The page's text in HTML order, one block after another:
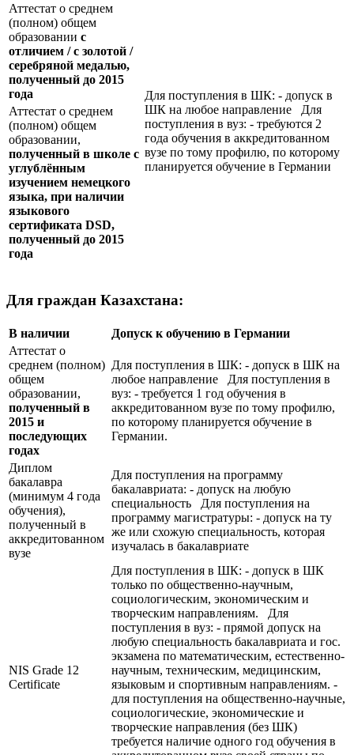
Аттестат о среднем
(полном) общем
образовании с
отличием / с золотой /
серебряной медалью,
полученный до 2015
года
Для поступления в ШК: - допуск в
ШК на любое направление Для
поступления в вуз: - требуются 2
года обучения в аккредитованном
вузе по тому профилю, по которому
планируется обучение в Германии
Аттестат о среднем
(полном) общем
образовании,
полученный в школе с
углублённым
изучением немецкого
языка, при наличии
языкового
сертификата DSD,
полученный до 2015
года
Для граждан Казахстана:
В наличии
Допуск к обучению в Германии
Аттестат о
среднем (полном)
общем
образовании,
полученный в
2015 и
последующих
годах
Для поступления в ШК: - допуск в ШК на
любое направление Для поступления в
вуз: - требуется 1 год обучения в
аккредитованном вузе по тому профилю,
по которому планируется обучение в
Германии.
Диплом
бакалавра
(минимум 4 года
обучения),
полученный в
аккредитованном
вузе
Для поступления на программу
бакалавриата: - допуск на любую
специальность Для поступления на
программу магистратуры: - допуск на ту
же или схожую специальность, которая
изучалась в бакалавриате
NIS Grade 12
Certificate
Для поступления в ШК: - допуск в ШК
только по общественно-научным,
социологическим, экономическим и
творческим направлениям. Для
поступления в вуз: - прямой допуск на
любую специальность бакалавриата и гос.
экзамена по математическим, естественно-
научным, техническим, медицинским,
языковым и спортивным направлениям. -
для поступления на общественно-научные,
социологические, экономические и
творческие направления (без ШК)
требуется наличие одного год обучения в